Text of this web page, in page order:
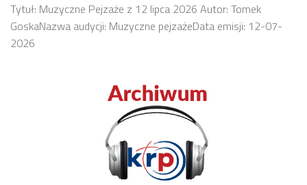
Tytuł: Muzyczne Pejzaże z 12 lipca 2026 Autor: Tomek
GoskaNazwa audycji: Muzyczne pejzażeData emisji: 12-07-
2026